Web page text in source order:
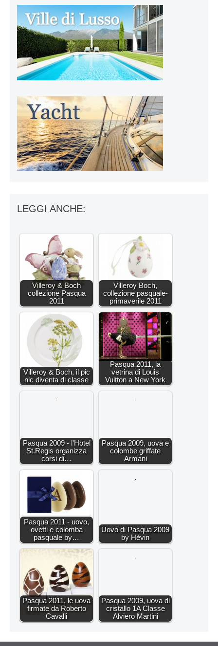
LEGGI ANCHE:
Villeroy & Boch
collezione Pasqua
2011
Villeroy Boch,
collezione pasquale-
primaverile 2011
Villeroy & Boch, il pic
nic diventa di classe
Pasqua 2011, la
vetrina di Louis
Vuitton a New York
Pasqua 2009 - l'Hotel
St.Regis organizza
corsi di…
Pasqua 2009, uova e
colombe griffate
Armani
Pasqua 2011 - uovo,
ovetti e colomba
pasquale by…
Uovo di Pasqua 2009
by Hèvin
Pasqua 2011, le uova
firmate da Roberto
Cavalli
Pasqua 2009, uova di
cristallo 1A Classe
Alviero Martini